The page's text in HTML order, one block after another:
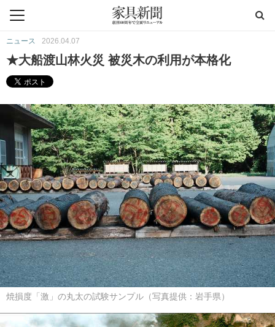
ニュース 2026.04.07
★大船渡山林火災 被災木の利用が本格化
焼損度「激」の丸太の試験サンプル（写真提供：岩手県）